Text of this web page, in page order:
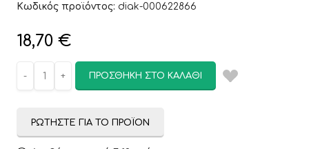
Κωδικός προϊόντος: diak-000622866
18,70 €
ΠΡΟΣΘΉΚΗ ΣΤΟ ΚΑΛΆΘΙ
ΡΩΤΉΣΤΕ ΓΙΑ ΤΟ ΠΡΟΪΌΝ